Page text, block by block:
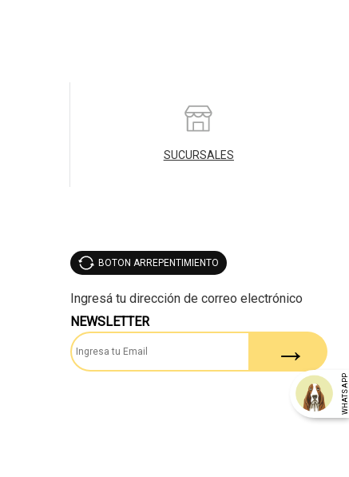
SUCURSALES
WHATSAPP
BOTON ARREPENTIMIENTO
NEWSLETTER